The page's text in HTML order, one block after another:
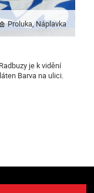
Proluka, Náplavka
je k vidění
Barva na ulici.